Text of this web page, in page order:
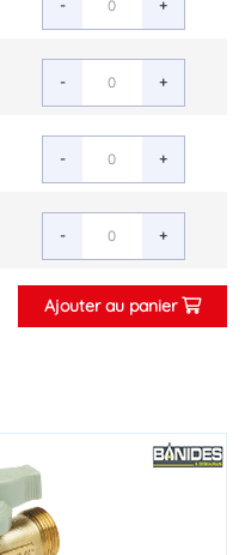
- +
- +
- +
- +
Ajouter au panier